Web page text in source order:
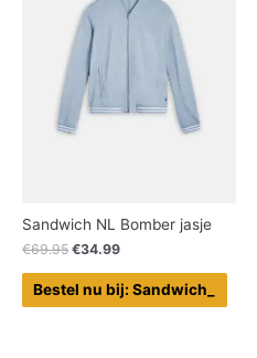
Sandwich NL Bomber jasje
€69.95 €34.99
Bestel nu bij: Sandwich_